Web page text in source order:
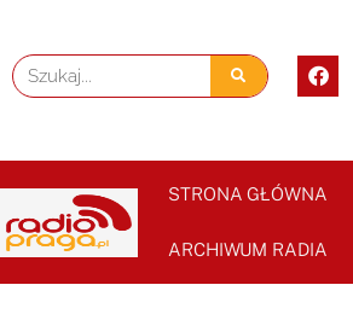
content
Szukaj
F
a
c
o
o
k
STRONA GŁÓWNA
ARCHIWUM RADIA